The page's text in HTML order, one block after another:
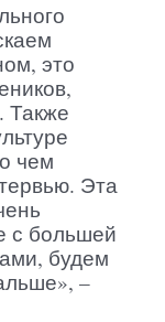
это
Также
чем
Эта
с большей
будем
–